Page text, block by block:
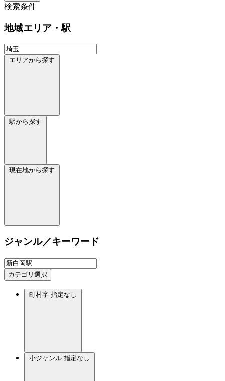
検索条件
地域エリア・駅
エリアから探す
駅から探す
現在地から探す
ジャンル／キーワード
カテゴリ選択
町村字 指定なし
小ジャンル 指定なし